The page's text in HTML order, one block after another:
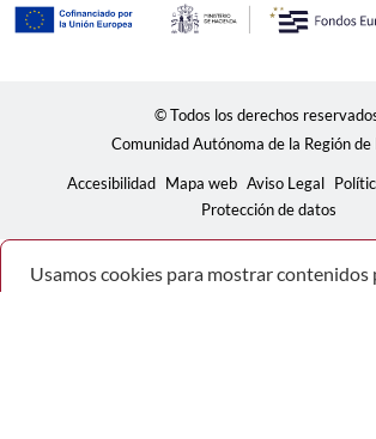
© Todos los derechos
Comunidad Autónoma de la Región de
Accesibilidad Mapa web Aviso Legal
Protección de datos
Usamos cookies para mostrar contenidos